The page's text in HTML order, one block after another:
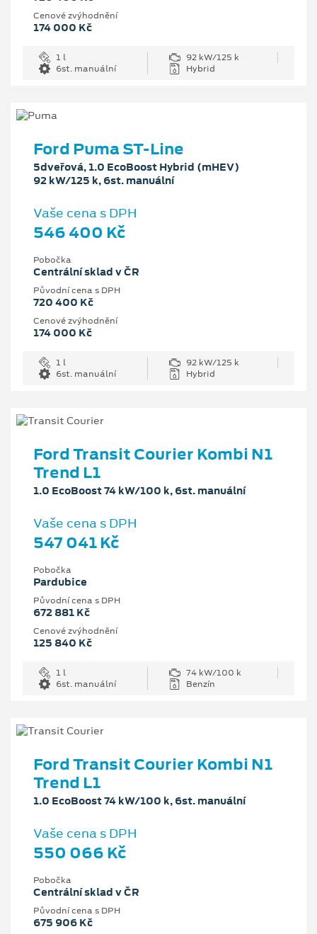
Cenové zvýhodnění
174 000 Kč
1 l
92 kW/125 k
6st. manuální
Hybrid
Ford Puma ST-Line
5dveřová, 1.0 EcoBoost Hybrid (mHEV)
92 kW/125 k, 6st. manuální
Vaše cena s DPH
546 400 Kč
Pobočka
Centrální sklad v ČR
Původní cena s DPH
720 400 Kč
Cenové zvýhodnění
174 000 Kč
1 l
92 kW/125 k
6st. manuální
Hybrid
Ford Transit Courier Kombi N1
Trend L1
1.0 EcoBoost 74 kW/100 k, 6st. manuální
Vaše cena s DPH
547 041 Kč
Pobočka
Pardubice
Původní cena s DPH
672 881 Kč
Cenové zvýhodnění
125 840 Kč
1 l
74 kW/100 k
6st. manuální
Benzín
Ford Transit Courier Kombi N1
Trend L1
1.0 EcoBoost 74 kW/100 k, 6st. manuální
Vaše cena s DPH
550 066 Kč
Pobočka
Centrální sklad v ČR
Původní cena s DPH
675 906 Kč